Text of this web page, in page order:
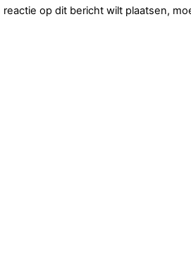
reactie op dit bericht wilt plaatsen,